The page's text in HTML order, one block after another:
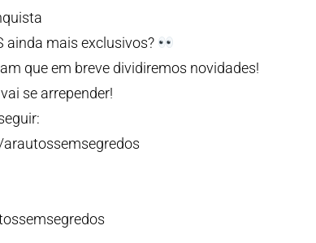
ainda mais exclusivos?
que em breve dividiremos novidades!
se arrepender!